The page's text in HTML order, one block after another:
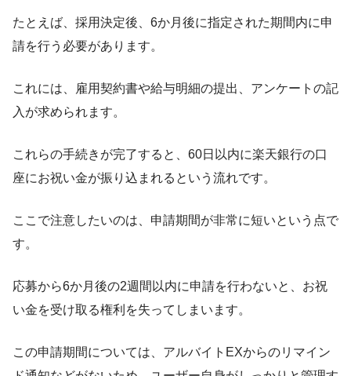
たとえば、採用決定後、6か月後に指定された期間内に申
請を行う必要があります。
これには、雇用契約書や給与明細の提出、アンケートの記
入が求められます。
これらの手続きが完了すると、60日以内に楽天銀行の口
座にお祝い金が振り込まれるという流れです。
ここで注意したいのは、申請期間が非常に短いという点で
す。
応募から6か月後の2週間以内に申請を行わないと、お祝
い金を受け取る権利を失ってしまいます。
この申請期間については、アルバイトEXからのリマイン